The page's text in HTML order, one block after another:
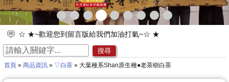
☆ ★~歡迎您到留言版給我們加油打氣~☆ ★
☆ ★~歡迎光臨本站~☆ ★
搜尋
首頁» 商品資訊» ▽白茶» 大葉種系Shan原生種●老茶樹白茶